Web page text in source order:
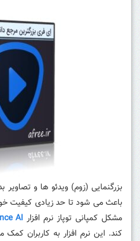
بزرگنمایی (زوم) ویدئو ها و تصاویر
باعث می شود تا حد زیادی کیفیت
مشکل کمپانی توپاز نرم افزار AI
کند. این نرم افزار به کاربران کمک